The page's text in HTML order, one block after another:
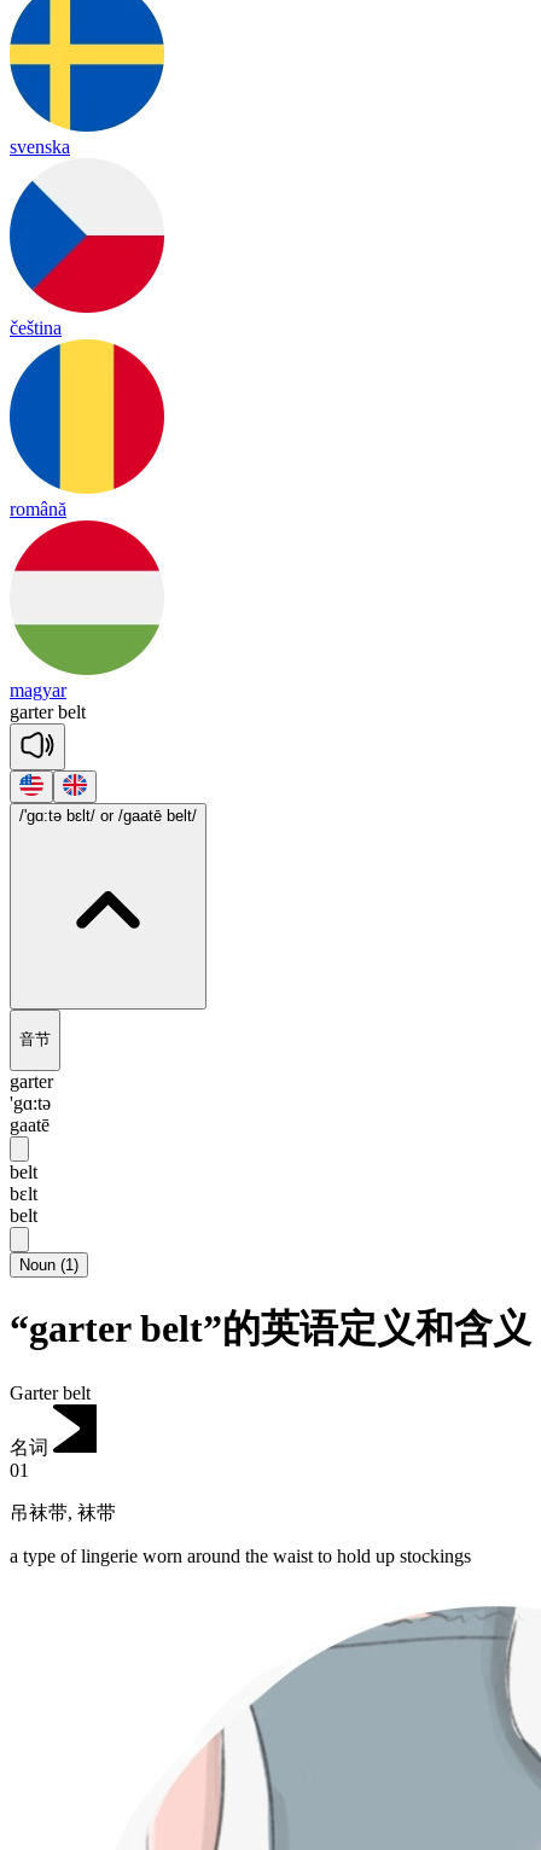
svenska
čeština
română
magyar
garter belt
/'gɑ:tə bɛlt/ or /gaatē belt/
音节
garter
'gɑ:tə
gaatē
belt
bɛlt
belt
Noun (1)
“garter belt”的英语定义和含义
Garter belt
名词
01
吊袜带, 袜带
a type of lingerie worn around the waist to hold up stockings